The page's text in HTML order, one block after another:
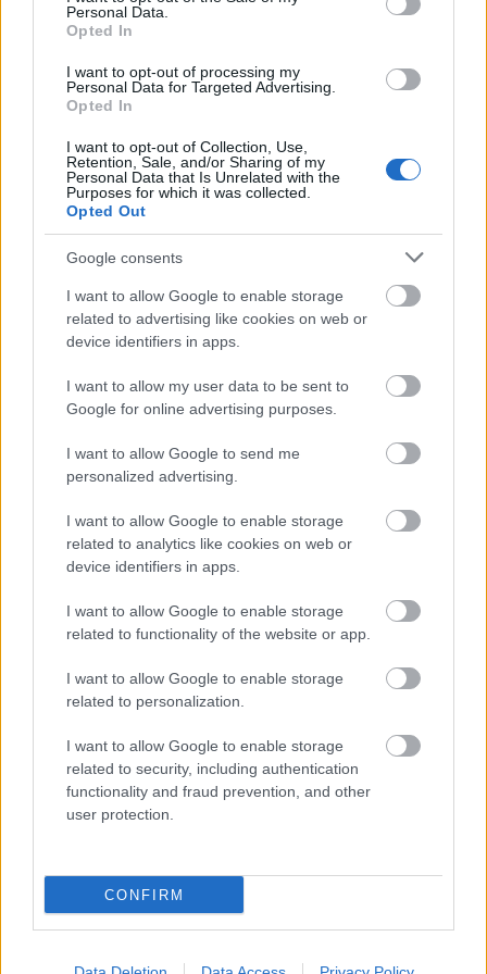
Personal Data.
Opted In
I want to opt-out of processing my
Personal Data for Targeted Advertising.
Opted In
I want to opt-out of Collection, Use,
Retention, Sale, and/or Sharing of my
Personal Data that Is Unrelated with the
Purposes for which it was collected.
Opted Out
Google consents
I want to allow Google to enable storage
related to advertising like cookies on web or
device identifiers in apps.
I want to allow my user data to be sent to
Google for online advertising purposes.
I want to allow Google to send me
personalized advertising.
I want to allow Google to enable storage
related to analytics like cookies on web or
device identifiers in apps.
I want to allow Google to enable storage
related to functionality of the website or app.
I want to allow Google to enable storage
related to personalization.
I want to allow Google to enable storage
related to security, including authentication
functionality and fraud prevention, and other
user protection.
CONFIRM
på programmet og Norge kan stille med nasjonal
kvote i tillegg til den ordinære verdenscupkvoten.
Disse plassene fordeles etter Norgescupåpningen
på Gålå.
Den siste verdenscuprunden før jul går i Davos fra
12. til 14. desember. Der er det kun en OL-øvelse
på programmet: 10 kilometer fristil med
individuell start.
Etter det gjenstår det kun en klassisk sprint i
verdenscupen før OL-uttaket i januar. Den går
under Tour de Ski.
OL 2026 arrangeres i Milano/Cortina 6. til 22.
rekkefølge:
1. Relevante resultater i verdenscupen 2025/26
3. Prestasjoner i tidligere mesterskap er
meritterende
(Kilde:Skiforbundets sesonginformasjoner 2025-
Se også:Alt av program for OL 2026, Tour de
Ski og verdenscupen i langrenn
Meld deg på vårt nyhetsbrev